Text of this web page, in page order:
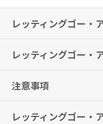
レッティングゴー・
怒り、敵意、イライラと
レッティングゴー・
1日3回、舌下に2回ずつ
注意事項
本品および本品配合の
レッティングゴー・